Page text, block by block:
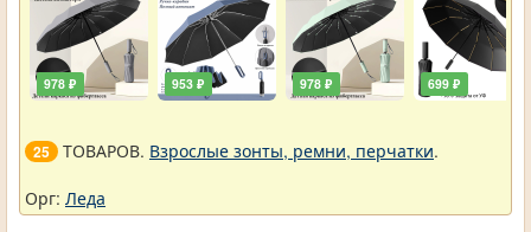
978 ₽ 953 ₽ 978 ₽ 699 ₽
25 ТОВАРОВ. Взрослые зонты, ремни, перчатки.
Орг: Леда